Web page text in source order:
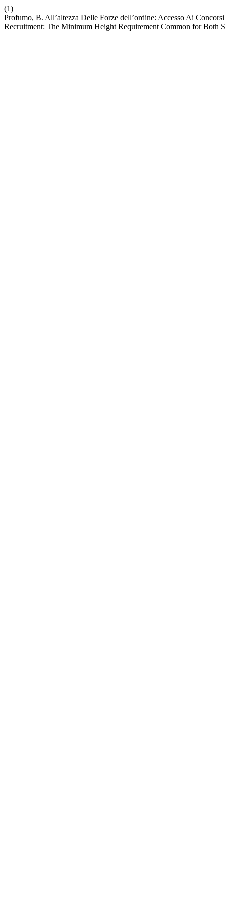
(1)
Profumo, B. All’altezza Delle Forze dell’ordine: Accesso Ai
Recruitment: The Minimum Height Requirement Common for Both